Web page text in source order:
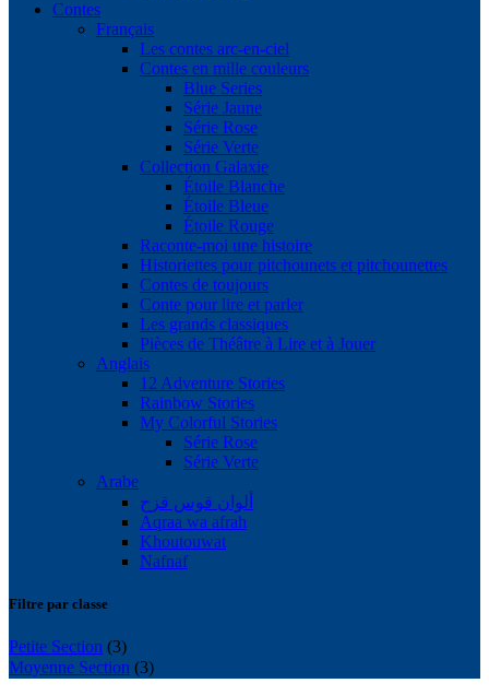
Contes
Français
Les contes arc-en-ciel
Contes en mille couleurs
Blue Series
Série Jaune
Série Rose
Série Verte
Collection Galaxie
Étoile Blanche
Étoile Bleue
Étoile Rouge
Raconte-moi une histoire
Historiettes pour pitchounets et pitchounettes
Contes de toujours
Conte pour lire et parler
Les grands classiques
Pièces de Théâtre à Lire et à Jouer
Anglais
12 Adventure Stories
Rainbow Stories
My Colorful Stories
Série Rose
Série Verte
Arabe
ألوان قوس قزح
Aqraa wa afrah
Khoutouwat
Nafnaf
Filtre par classe
Petite Section (3)
Moyenne Section (3)